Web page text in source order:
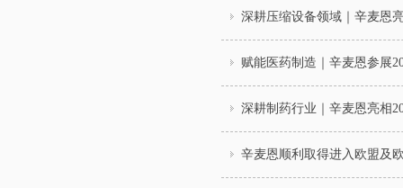
深耕压缩设备领域｜辛麦恩
赋能医药制造｜辛麦恩参展
深耕制药行业｜辛麦恩亮相
辛麦恩顺利取得进入欧盟及